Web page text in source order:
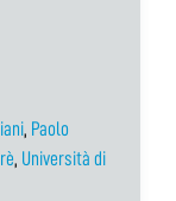
, Paolo
, Università di